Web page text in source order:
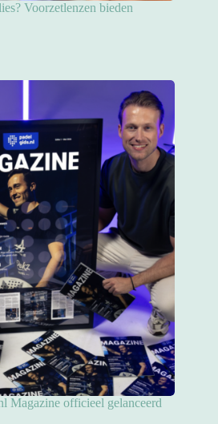
Voorzetlenzen bieden
Magazine officieel gelanceerd